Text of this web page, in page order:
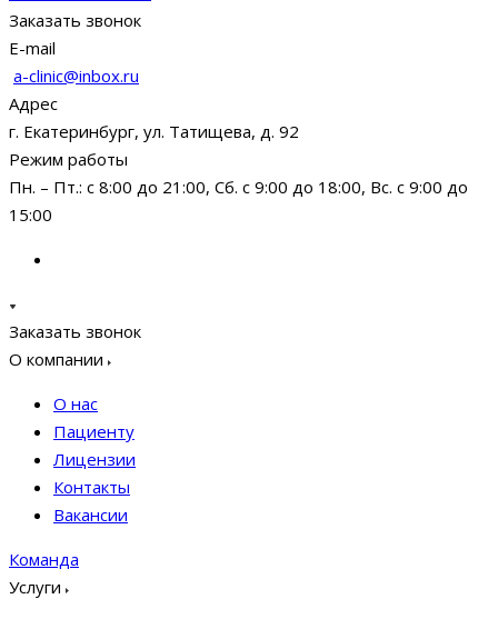
Заказать звонок
E-mail
a-clinic@inbox.ru
Адрес
г. Екатеринбург, ул. Татищева, д. 92
Режим работы
Пн. – Пт.: с 8:00 до 21:00, Сб. с 9:00 до 18:00, Вс. с 9:00 до
15:00
Заказать звонок
О компании
О нас
Пациенту
Лицензии
Контакты
Вакансии
Команда
Услуги